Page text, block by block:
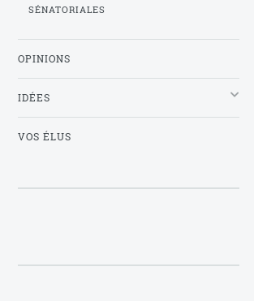
SÉNATORIALES
OPINIONS
IDÉES
VOS ÉLUS